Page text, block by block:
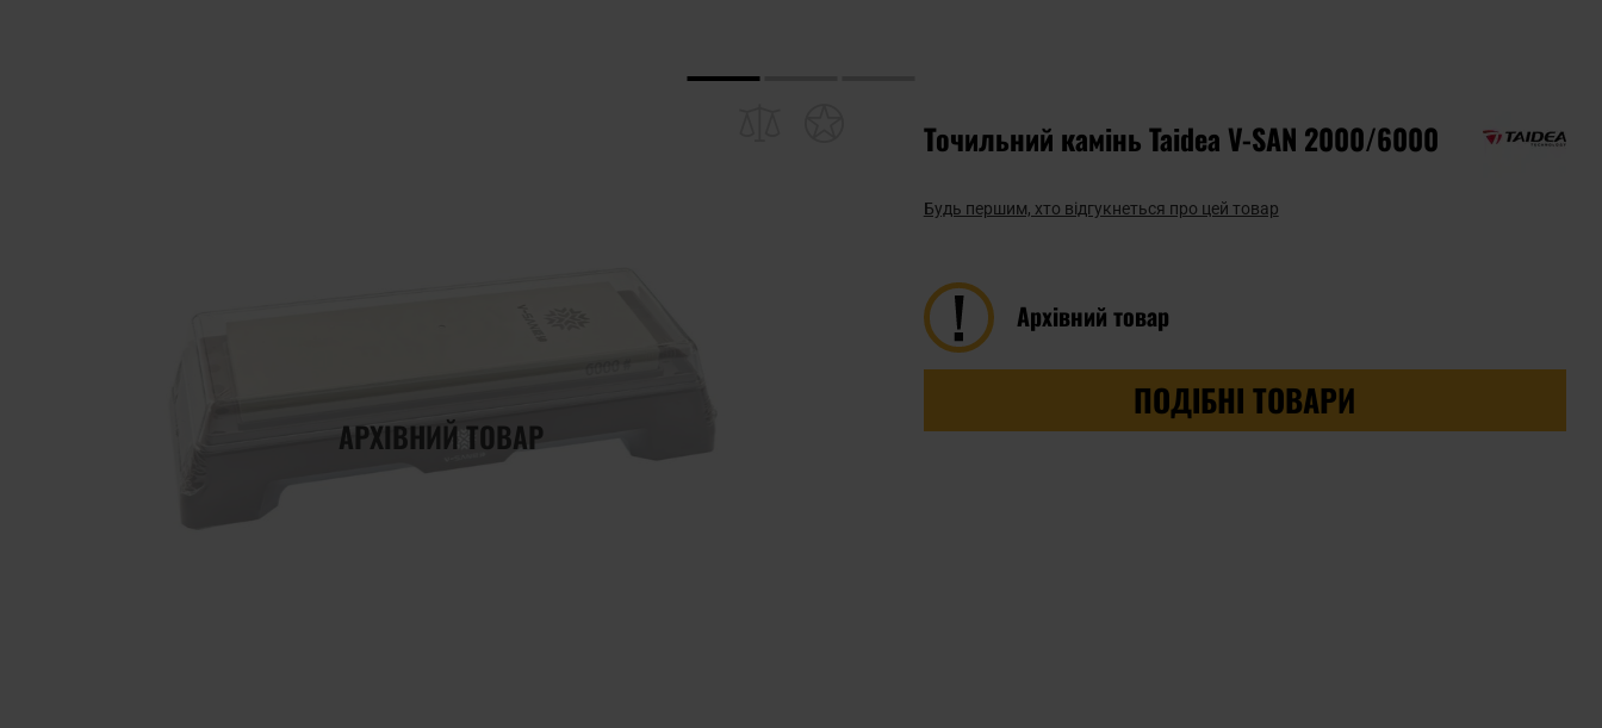
АРХІВНИЙ ТОВАР
Точильний камінь Taidea V-SAN 2000/6000
Будь першим, хто відгукнеться про цей товар
Архівний товар
ПОДІБНІ ТОВАРИ